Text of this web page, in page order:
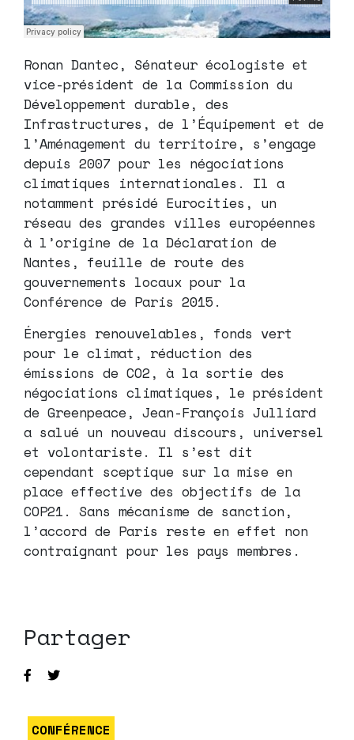
Ronan Dantec, Sénateur écologiste et
vice-président de la Commission du
Développement durable, des
Infrastructures, de l’Équipement et de
l’Aménagement du territoire, s’engage
depuis 2007 pour les négociations
climatiques internationales. Il a
notamment présidé Eurocities, un
réseau des grandes villes européennes
à l’origine de la Déclaration de
Nantes, feuille de route des
gouvernements locaux pour la
Conférence de Paris 2015.
Énergies renouvelables, fonds vert
pour le climat, réduction des
émissions de CO2, à la sortie des
négociations climatiques, le président
de Greenpeace, Jean-François Julliard
a salué un nouveau discours, universel
et volontariste. Il s’est dit
cependant sceptique sur la mise en
place effective des objectifs de la
COP21. Sans mécanisme de sanction,
l’accord de Paris reste en effet non
contraignant pour les pays membres.
Partager
CONFÉRENCE